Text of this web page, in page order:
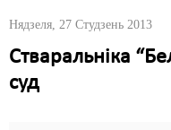
Нядзеля, 27 Студзень 2013
Стваральніка
суд
Безбар'ернае асяродзьдзе
Выбары
Кантакт
Пра нас